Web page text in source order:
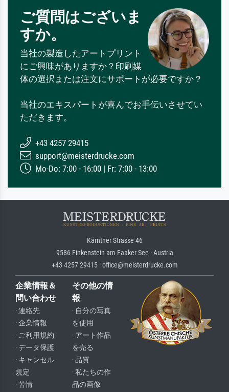
ご質問はございま
すか。
当社の製造したアートプリント
にご興味がありますか？印刷媒
体の選択または注文にサポートが必要ですか？
当社のエキスパートが喜んでお手伝いさせてい
ただきます。
+43 4257 29415
support@meisterdrucke.com
Mo-Do: 7:00 - 16:00 | Fr: 7:00 - 13:00
Kärntner Strasse 46
9586 Finkenstein am Faaker See · Austria
+43 4257 29415 · office@meisterdrucke.com
企業情報＆
問い合わせ
· 連絡先
· 企業情報
· ご利用規約
· データ保護
· キャンセル
規定
· 苦情
その他の情
報
· 自分の写真
を使用
· アート作品
を売る
· 品質
· 私たちの作
品の画像